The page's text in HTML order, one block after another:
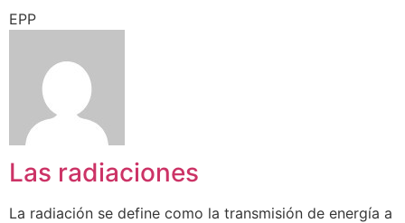
EPP
Las radiaciones
La radiación se define como la transmisión de energía a